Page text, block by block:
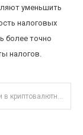
уменьшить
налоговых
более точно
налогов.
Инвестиции в криптовалютные NFT-фермы: новая стратегия диверсификации портфеля